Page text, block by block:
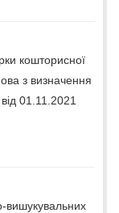
кошторисної
з визначення
01.11.2021
вишукувальних